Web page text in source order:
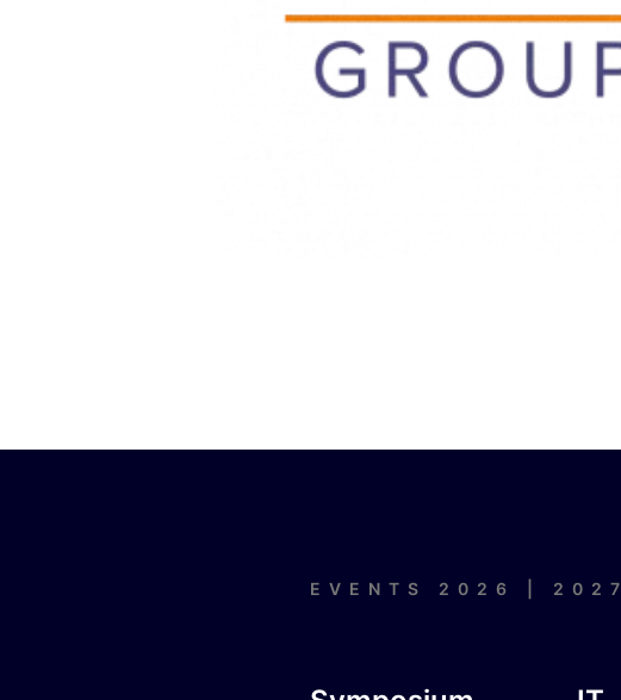
EVENTS 2026 | 2027